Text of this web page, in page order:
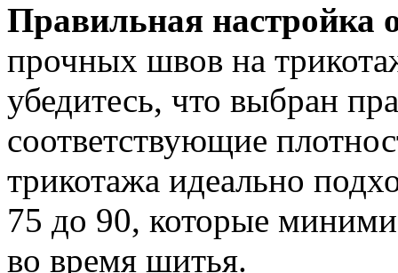
Правильная настройка
прочных швов на
убедитесь, что выбран
соответствующие
трикотажа идеально
75 до 90, которые
во время шитья.